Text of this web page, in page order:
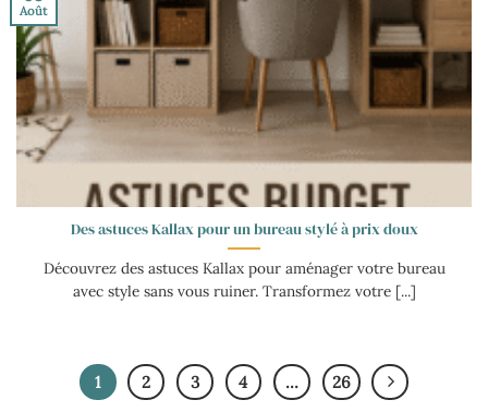
Des astuces Kallax pour un bureau stylé à prix doux
Découvrez des astuces Kallax pour aménager votre bureau
avec style sans vous ruiner. Transformez votre [...]
Août
1 2 3 4 … 26